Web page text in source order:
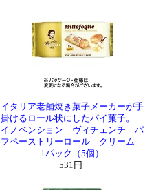
イタリア老舗焼き菓子メーカーが手
掛けるロール状にしたパイ菓子。
イノベンション ヴィチェンチ パ
フペーストリーロール クリーム
1パック（5個）
531円